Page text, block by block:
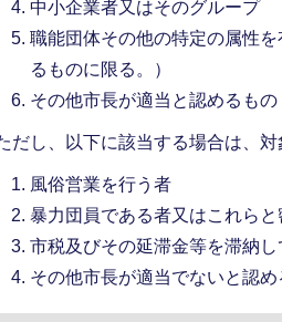
中小企業者又はそのグループ
職能団体その他の特定の属性
るものに限る。）
その他市長が適当と認めるもの
だし、以下に該当する場合は、対
風俗営業を行う者
暴力団員である者又はこれら
市税及びその延滞金等を滞納し
その他市長が適当でないと認め